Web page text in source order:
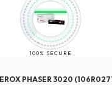
100% SECURE
PHASER 3020